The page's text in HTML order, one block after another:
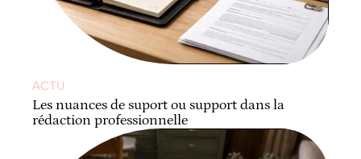
ACTU
Les nuances de suport ou support dans la
rédaction professionnelle